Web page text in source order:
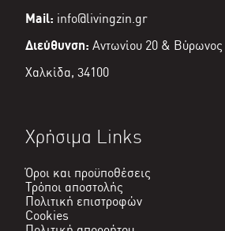
Mail: info@livingzin.gr
Διεύθυνση: Αντωνίου 20 & Βύρωνος
Χαλκίδα, 34100
Χρήσιμα Links
Όροι και προϋποθέσεις
Τρόποι αποστολής
Πολιτική επιστροφών
Cookies